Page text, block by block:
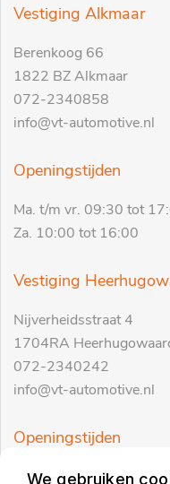
Vestiging Alkmaar
Berenkoog 66
1822 BZ Alkmaar
072-2340858
info@vt-automotive.nl
Openingstijden
Ma. t/m vr. 09:30 tot
Za. 10:00 tot 16:00
Vestiging
Nijverheidsstraat 4
1704RA
072-2340242
info@vt-automotive.nl
Openingstijden
Ma. t/m vr. 09:30 tot
We gebruiken